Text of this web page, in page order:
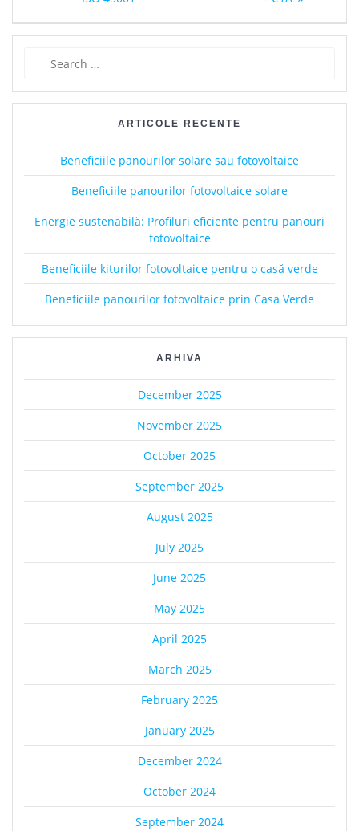
ARTICOLE RECENTE
Beneficiile panourilor solare sau fotovoltaice
Beneficiile panourilor fotovoltaice solare
Energie sustenabilă: Profiluri eficiente pentru panouri
fotovoltaice
Beneficiile kiturilor fotovoltaice pentru o casă verde
Beneficiile panourilor fotovoltaice prin Casa Verde
ARHIVA
December 2025
November 2025
October 2025
September 2025
August 2025
July 2025
June 2025
May 2025
April 2025
March 2025
February 2025
January 2025
December 2024
October 2024
September 2024